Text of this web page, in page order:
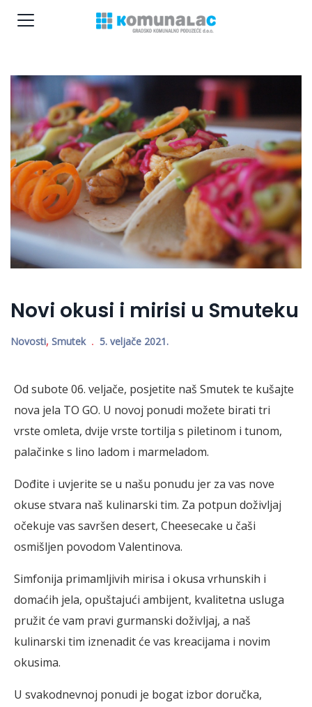
Novi okusi i mirisi u Smuteku
Novosti, Smutek 5. veljače 2021.
Od subote 06. veljače, posjetite naš Smutek te kušajte
nova jela TO GO. U novoj ponudi možete birati tri
vrste omleta, dvije vrste tortilja s piletinom i tunom,
palačinke s lino ladom i marmeladom.
Dođite i uvjerite se u našu ponudu jer za vas nove
okuse stvara naš kulinarski tim. Za potpun doživljaj
očekuje vas savršen desert, Cheesecake u čaši
osmišljen povodom Valentinova.
Simfonija primamljivih mirisa i okusa vrhunskih i
domaćih jela, opuštajući ambijent, kvalitetna usluga
pružit će vam pravi gurmanski doživljaj, a naš
kulinarski tim iznenadit će vas kreacijama i novim
okusima.
U svakodnevnoj ponudi je bogat izbor doručka,